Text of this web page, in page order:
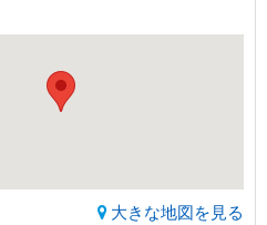
大きな地図を見る